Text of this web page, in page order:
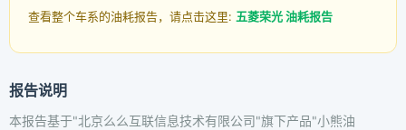
查看整个车系的油耗报告，请点击这里: 五菱荣光 油耗报告
报告说明
本报告基于"北京么么互联信息技术有限公司"旗下产品"小熊油